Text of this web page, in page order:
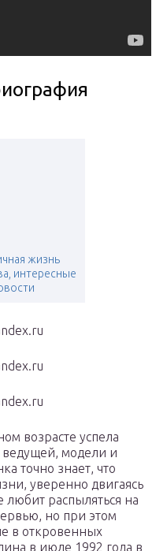
жизнь
интересные
возрасте успела
ведущей, модели и
точно знает, что
уверенно двигаясь
распыляться на
но при этом
в откровенных
в июле 1992 года в